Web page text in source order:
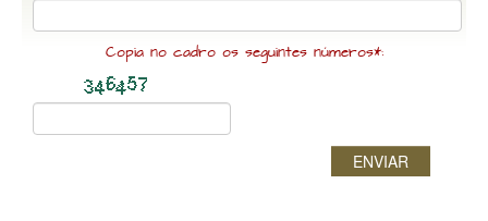
Copia no cadro os seguintes números*:
ENVIAR